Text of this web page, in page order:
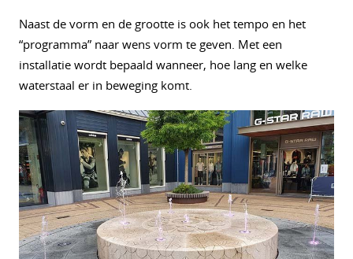
Naast de vorm en de grootte is ook het tempo en het
“programma” naar wens vorm te geven. Met een
installatie wordt bepaald wanneer, hoe lang en welke
waterstaal er in beweging komt.